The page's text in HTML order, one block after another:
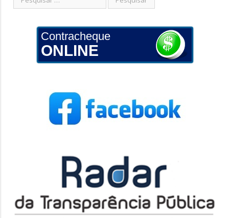
Contracheque
ONLINE